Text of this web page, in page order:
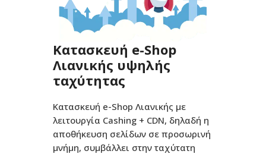
Κατασκευή e-Shop
Λιανικής υψηλής
ταχύτητας
Κατασκευή e-Shop Λιανικής με
λειτουργία Cashing + CDN, δηλαδή η
αποθήκευση σελίδων σε προσωρινή
μνήμη, συμβάλλει στην ταχύτατη